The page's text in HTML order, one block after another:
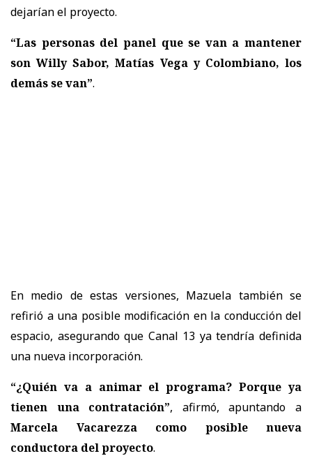
dejarían el proyecto.
“Las personas del panel que se van a mantener
son Willy Sabor, Matías Vega y Colombiano, los
demás se van”.
En medio de estas versiones, Mazuela también se
refirió a una posible modificación en la conducción del
espacio, asegurando que Canal 13 ya tendría definida
una nueva incorporación.
“¿Quién va a animar el programa? Porque ya
tienen una contratación”, afirmó, apuntando a
Marcela Vacarezza como posible nueva
conductora del proyecto.